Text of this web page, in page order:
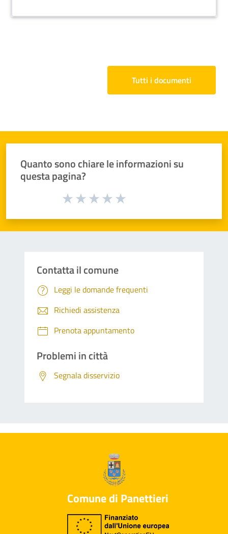
il servizio civile nazionale e universale, nonché alla
Tutti i documenti
Quanto sono chiare le informazioni su
questa pagina?
Valuta da 1 a 5 stelle la pagina
Contatta il comune
Leggi le domande frequenti
Richiedi assistenza
Prenota appuntamento
Problemi in città
Segnala disservizio
Comune di Panettieri